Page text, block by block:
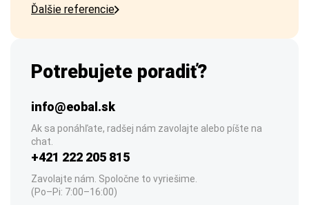
Ďalšie referencie
Potrebujete poradiť?
info@eobal.sk
Ak sa ponáhľate, radšej nám zavolajte alebo píšte na
chat.
+421 222 205 815
Zavolajte nám. Spoločne to vyriešime.
(Po–Pi: 7:00–16:00)